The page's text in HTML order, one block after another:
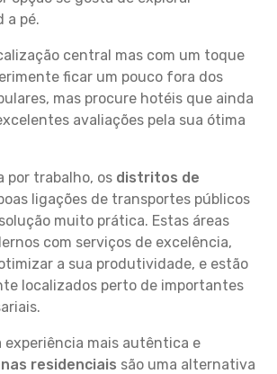
a pé.
central mas com um toque
ficar um pouco fora dos
mas procure hotéis que ainda
avaliações pela sua ótima
por trabalho, os distritos de
ligações de transportes públicos
muito prática. Estas áreas
com serviços de excelência,
a sua produtividade, e estão
localizados perto de importantes
experiência mais autêntica e
residenciais são uma alternativa